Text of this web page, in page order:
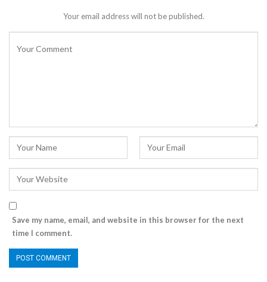
Your email address will not be published.
Save my name, email, and website in this browser for the next
time I comment.